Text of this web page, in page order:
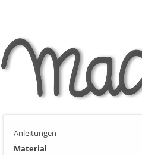
Anleitungen
Material